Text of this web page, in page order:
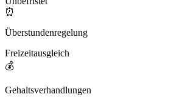
⏰
Überstundenregelung
Freizeitausgleich
💰
Gehaltsverhandlungen